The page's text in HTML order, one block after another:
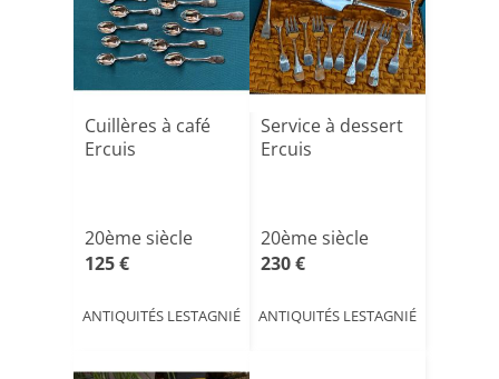
Cuillères à café
Ercuis
20ème siècle
125 €
ANTIQUITÉS LESTAGNIÉ
Service à dessert
Ercuis
20ème siècle
230 €
ANTIQUITÉS LESTAGNIÉ